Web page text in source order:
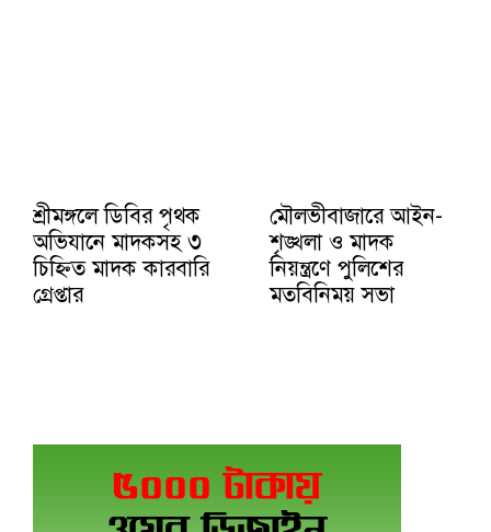
শ্রীমঙ্গলে ডিবির পৃথক
অভিযানে মাদকসহ ৩
চিহ্নিত মাদক কারবারি
গ্রেপ্তার
মৌলভীবাজারে আইন-
শৃঙ্খলা ও মাদক
নিয়ন্ত্রণে পুলিশের
মতবিনিময় সভা